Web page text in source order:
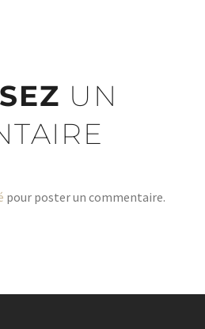
UN
pour poster un commentaire.